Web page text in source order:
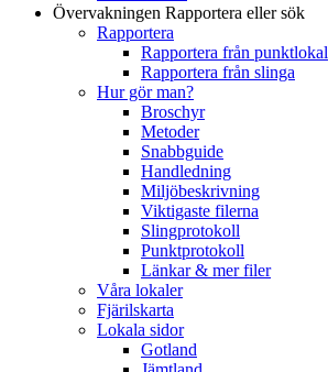
Övervakningen Rapportera eller sök
Rapportera
Rapportera från punktlokal
Rapportera från slinga
Hur gör man?
Broschyr
Metoder
Snabbguide
Handledning
Miljöbeskrivning
Viktigaste filerna
Slingprotokoll
Punktprotokoll
Länkar & mer filer
Våra lokaler
Fjärilskarta
Lokala sidor
Gotland